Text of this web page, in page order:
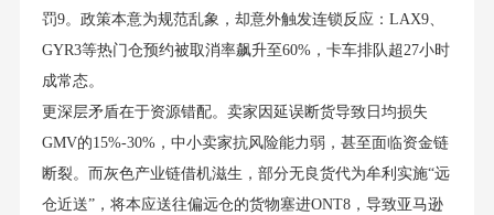
罚9。政策本意为规范乱象，却意外触发连锁反应：LAX9、
GYR3等热门仓预约被取消率飙升至60%，卡车排队超27小时
成常态。
更深层矛盾在于资源错配。卖家因延误断货导致日均损失
GMV的15%-30%，中小卖家抗风险能力弱，甚至面临资金链
断裂。而灰色产业链借机滋生，部分无良货代为牟利实施“远
仓近送”，将本应送往偏远仓的货物塞进ONT8，导致亚马逊